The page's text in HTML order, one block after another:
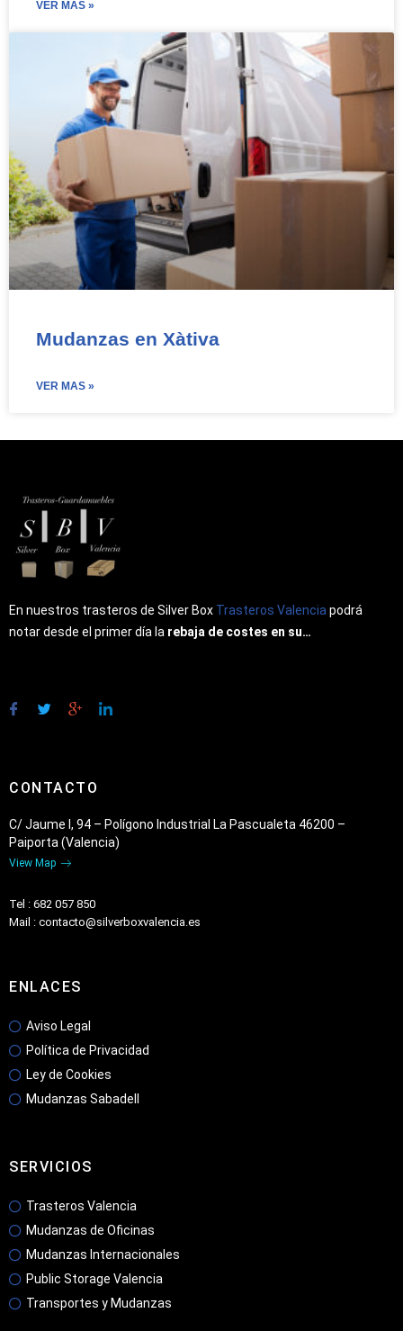
VER MAS »
Mudanzas en Xàtiva
VER MAS »
En nuestros trasteros de Silver Box Trasteros Valenciapodrá
notar desde el primer día la rebaja de costes en su…
CONTACTO
C/ Jaume I, 94 – Polígono Industrial La Pascualeta 46200 –
Paiporta (Valencia)
View Map
Tel : 682 057 850
Mail : contacto@silverboxvalencia.es
ENLACES
Aviso Legal
Política de Privacidad
Ley de Cookies
Mudanzas Sabadell
SERVICIOS
Trasteros Valencia
Mudanzas de Oficinas
Mudanzas Internacionales
Public Storage Valencia
Transportes y Mudanzas